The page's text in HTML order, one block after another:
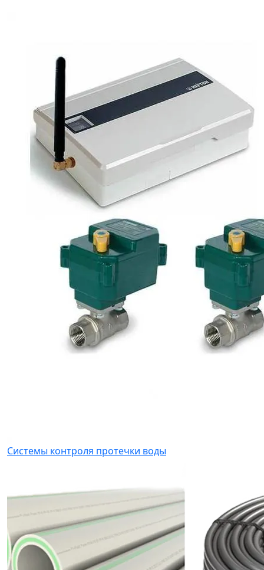
Системы контроля протечки воды